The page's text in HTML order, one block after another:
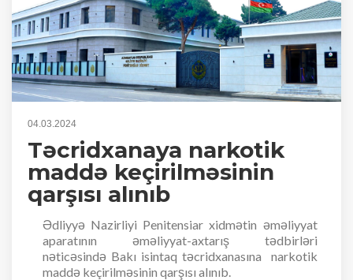
04.03.2024
Təcridxanaya narkotik
maddə keçirilməsinin
qarşısı alınıb
Ədliyyə Nazirliyi Penitensiar xidmətin əməliyyat
aparatının əməliyyat-axtarış tədbirləri
nəticəsində Bakı isintaq təcridxanasına narkotik
maddə keçirilməsinin qarşısı alınıb.